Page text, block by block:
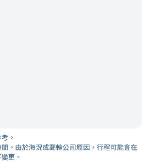
。
。由於海況或郵輪公司原因，行程可能會在
更。